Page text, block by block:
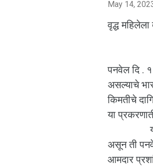
May 14,
वृद्ध
पनवेल दि .
असल्याचे
किमतीचे
या
या घटनेत
असून ती
आमदार